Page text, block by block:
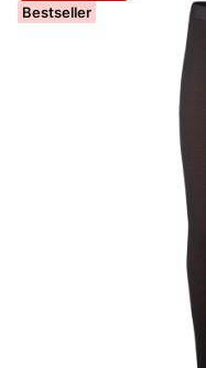
Bestseller